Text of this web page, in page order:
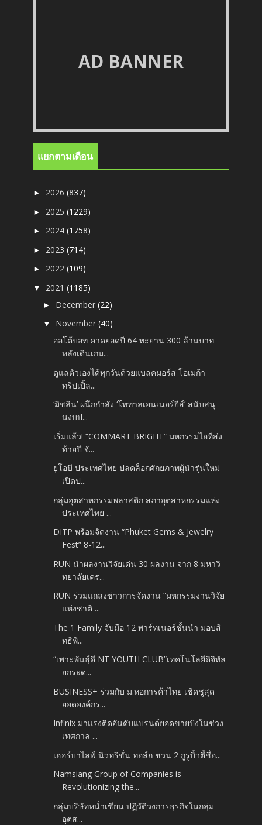
AD BANNER
แยกตามเดือน
► 2026(837)
► 2025(1229)
► 2024(1758)
► 2023(714)
► 2022(109)
▼ 2021(1185)
► December(22)
▼ November(40)
ออโต้บอท คาดยอดปี 64 ทะยาน 300 ล้านบาท
หลังเดินเกม...
ดูแลตัวเองได้ทุกวันด้วยแบลคมอร์ส โอเมก้า
ทริปเปิ้ล...
‘มิชลิน’ ผนึกกำลัง ‘โททาลเอนเนอร์ยีส์’ สนับสนุ
นงบป...
เริ่มแล้ว! “COMMART BRIGHT” มหกรรมไอทีส่ง
ท้ายปี จั...
ยูโอบี ประเทศไทย ปลดล็อกศักยภาพผู้นำรุ่นใหม่
เปิดป...
กลุ่มอุตสาหกรรมพลาสติก สภาอุตสาหกรรมแห่ง
ประเทศไทย ...
DITP พร้อมจัดงาน “Phuket Gems & Jewelry
Fest” 8-12...
RUN นำผลงานวิจัยเด่น 30 ผลงาน จาก 8 มหาวิ
ทยาลัยเคร...
RUN ร่วมแถลงข่าวการจัดงาน “มหกรรมงานวิจัย
แห่งชาติ ...
The 1 Family จับมือ 12 พาร์ทเนอร์ชั้นนำ มอบสิ
ทธิพิ...
“เพาะพันธุ์ดี NT YOUTH CLUB”เทคโนโลยีดิจิทัล
ยกระด...
BUSINESS+ ร่วมกับ ม.หอการค้าไทย เชิดชูสุด
ยอดองค์กร...
Infinix มาแรงติดอันดับแบรนด์ยอดขายปังในช่วง
เทศกาล ...
เฮอร์บาไลฟ์ นิวทริชั่น ทอล์ก ชวน 2 กูรูบิ้วตี้ชื่อ...
Namsiang Group of Companies is
Revolutionizing the...
กลุ่มบริษัทหน่ำเซียน ปฏิวัติวงการธุรกิจในกลุ่ม
อุตส...